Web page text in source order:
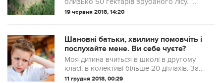
13 гектарів тут почали рубати
ведеться слідство", - йдеться на сторінці...
19 червня 2018, 14:20
Шановні батьки, хвилину помовчіть і
послухайте мене. Ви себе чуєте?
Моя дитина вчиться в школі в другому
класі, в колективі більше 20 дітлахів. За
матеріальним становищем у нас сім’ї
11 грудня 2018, 00:29